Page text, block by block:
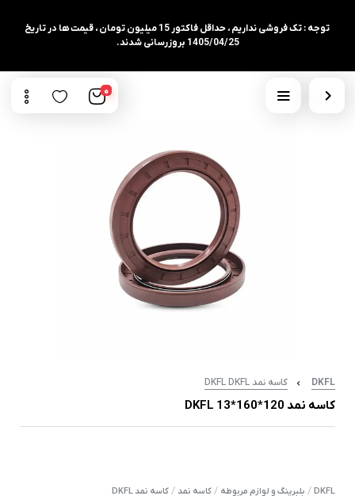
توجه : تک فروشی نداریم ، حداقل فاکتور 15 میلیون تومان ، قیمت ها در تاریخ
1405/04/25 بروزرسانی شدند.
0
DKFL کاسه نمد DKFL DKFL
کاسه نمد 120*160*13 DKFL
DKFL
/ بلبرینگ و لوازم مربوطه / کاسه نمد / کاسه نمد DKFL